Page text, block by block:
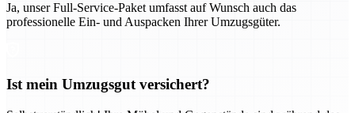
Ja, unser Full-Service-Paket umfasst auf Wunsch auch das
professionelle Ein- und Auspacken Ihrer Umzugsgüter.
Ist mein Umzugsgut versichert?